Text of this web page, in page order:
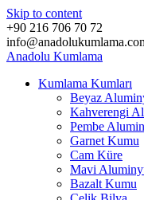
Skip to content
+90 216 706 70 72
Anadolu Kumlama
Kumlama Kumları
Beyaz
Kahverengi
Pembe
Garnet Kumu
Cam Küre
Mavi
Bazalt Kumu